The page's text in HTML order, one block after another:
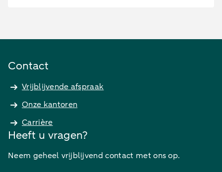
Contact
Vrijblijvende afspraak
Onze kantoren
Carrière
Heeft u vragen?
Neem geheel vrijblijvend contact met ons op.